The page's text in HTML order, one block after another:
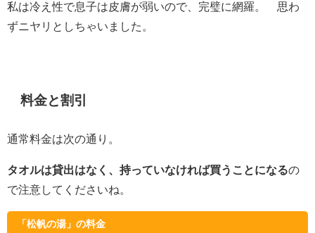
私は冷え性で息子は皮膚が弱いので、完璧に網羅。 思わ
ずニヤリとしちゃいました。
料金と割引
通常料金は次の通り。
タオルは貸出はなく、持っていなければ買うことになるの
で注意してくださいね。
「松帆の湯」の料金